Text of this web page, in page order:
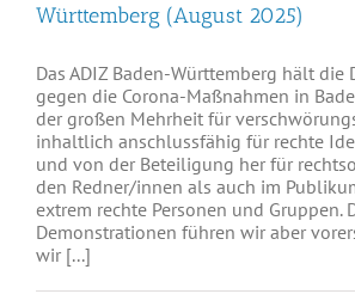
Württemberg (August 2025)
Das ADIZ Baden-Württemberg hält die
gegen die Corona-Maßnahmen in
der großen Mehrheit für
inhaltlich anschlussfähig für rechte
und von der Beteiligung her für
den Redner/innen als auch im
extrem rechte Personen und Gruppen.
Demonstrationen führen wir aber
wir [...]